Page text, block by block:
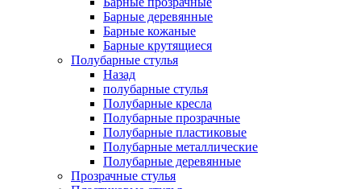
Барные деревянные
Барные кожаные
Барные крутящиеся
Полубарные стулья
Назад
полубарные стулья
Полубарные кресла
Полубарные прозрачные
Полубарные пластиковые
Полубарные металлические
Полубарные деревянные
Прозрачные стулья